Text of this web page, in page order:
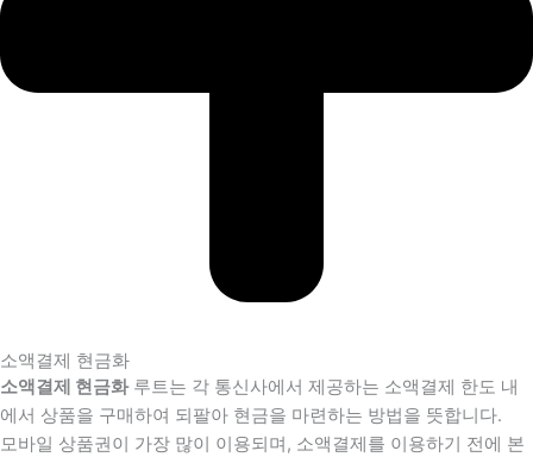
소액결제 현금화
소액결제 현금화루트는 각 통신사에서 제공하는 소액결제 한도 내
에서 상품을 구매하여 되팔아 현금을 마련하는 방법을 뜻합니다.
모바일 상품권이 가장 많이 이용되며, 소액결제를 이용하기 전에 본